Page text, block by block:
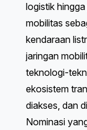
logistik
mobilitas
kendaraan
jaringan
teknologi-
ekosistem
diakses, dan
Nominasi